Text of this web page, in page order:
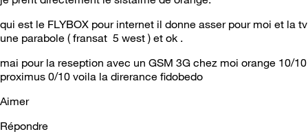
qui est le FLYBOX pour internet il donne asser pour moi et la tv
une parabole ( fransat 5 west ) et ok .
mai pour la reseption avec un GSM 3G chez moi orange 10/10
proximus 0/10 voila la direrance fidobedo
Aimer
Répondre